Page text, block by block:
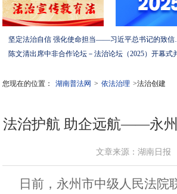
坚定法治自信 强化使
您现在的位置： 湖南普法网 > 依法治理 >法治创建
法治护航 助企远航——永
文章来源：湖南日
日前，永州市中级人民法院